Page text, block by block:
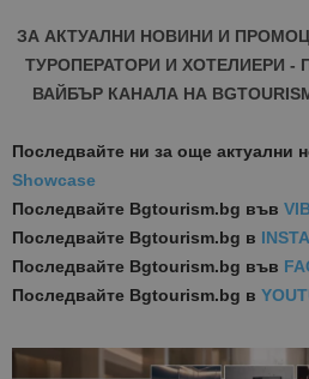
ЗА АКТУАЛНИ НОВИНИ И
ТУРОПЕРАТОРИ И ХОТЕЛИЕРИ -
ВАЙБЪР КАНАЛА НА
Последвайте ни за още актуални
Showcase
Последвайте Bgtourism.bg във
Последвайте Bgtourism.bg в
Последвайте Bgtourism.bg във
Последвайте Bgtourism.bg в